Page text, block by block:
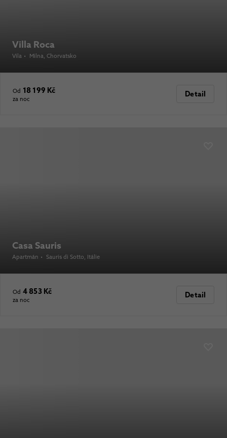
Villa Roca
Vila • Milna, Chorvatsko
Od 18 199 Kč
za noc
Detail
Casa Sauris
Apartmán • Sauris di Sotto, Itálie
Od 4 853 Kč
za noc
Detail